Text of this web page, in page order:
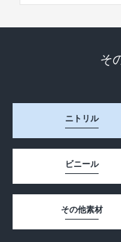
そ
ニトリル
ビニール
その他素材